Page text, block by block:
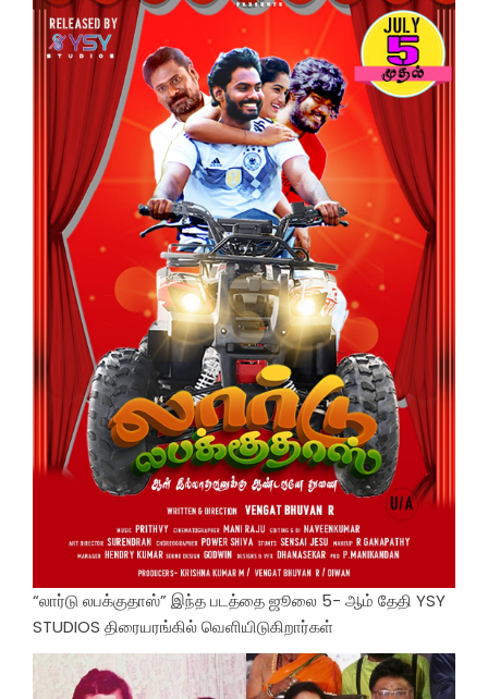
“லார்டு லபக்குதாஸ்” இந்த படத்தை ஜூலை 5- ஆம் தேதி YSY
STUDIOS திரையரங்கில் வெளியிடுகிறார்கள்